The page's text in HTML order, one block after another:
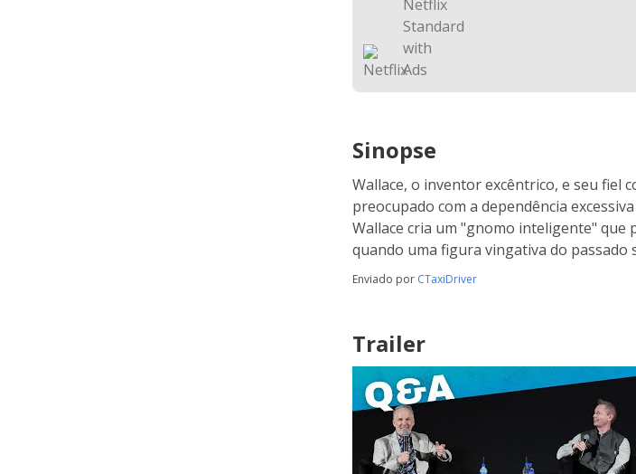
Sinopse
Wallace, o inventor excêntrico, e seu fiel
preocupado com a dependência
Wallace cria um "gnomo inteligente"
quando uma figura vingativa do passado
Enviado por CTaxiDriver
Trailer